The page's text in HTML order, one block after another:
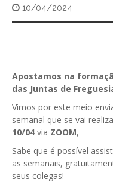
O
10/04/2024
Apostamos na
das Juntas de
Vimos por este meio
semanal que se vai
10/04via ZOOM,
Sabe que é possível
as semanais,
seus colegas!